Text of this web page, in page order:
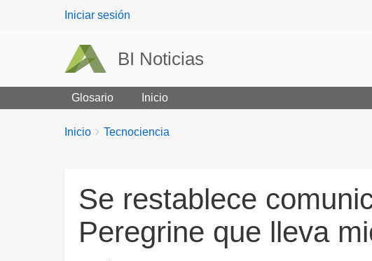
User
Iniciar sesión
BI Noticias
Glosario Inicio
Breadcrumbs
You
Inicio Tecnociencia
Se restablece
Peregrine que lleva